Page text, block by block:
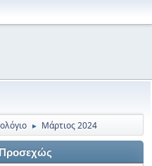
► Μάρτιος 2024
Προσεχώς